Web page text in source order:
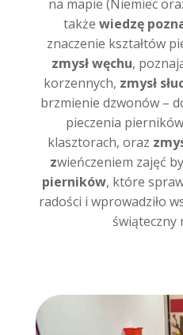
na mapie (Niemiec
także wiedzę
znaczenie kształtów
zmysł węchu,
korzennych, zmysł
brzmienie dzwonów –
pieczenia
klasztorach, oraz
zwieńczeniem zajęć
pierników, które
radości i wprowadziło
świąteczny